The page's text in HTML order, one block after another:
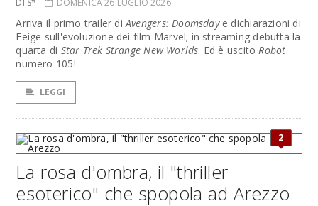
DI S* DOMENICA 26 LUGLIO 2026
Arriva il primo trailer diAvengers: Doomsdaye dichiarazioni di
Feige sull'evoluzione dei film Marvel; in streaming debutta la
quarta di Star Trek Strange New Worlds. Ed è uscitoRobot
numero 105!
LEGGI
2
La rosa d'ombra, il "thriller
esoterico" che spopola ad Arezzo